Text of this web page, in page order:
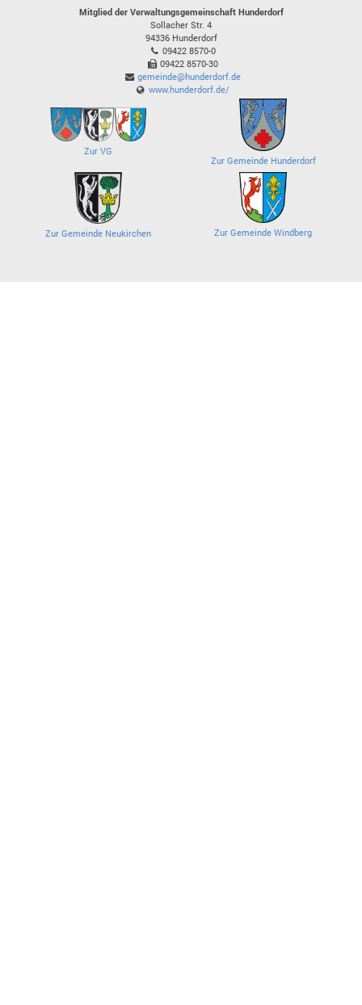
Mitglied der Verwaltungsgemeinschaft Hunderdorf
Sollacher Str. 4
94336 Hunderdorf
09422 8570-0
09422 8570-30
gemeinde@hunderdorf.de
www.hunderdorf.de/
Zur VG
Zur Gemeinde Hunderdorf
Zur Gemeinde Neukirchen Zur Gemeinde Windberg